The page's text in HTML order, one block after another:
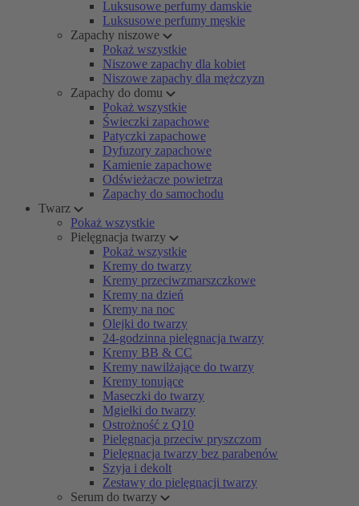
Luksusowe perfumy damskie
Luksusowe perfumy męskie
Zapachy niszowe
Pokaż wszystkie
Niszowe zapachy dla kobiet
Niszowe zapachy dla mężczyzn
Zapachy do domu
Pokaż wszystkie
Świeczki zapachowe
Patyczki zapachowe
Dyfuzory zapachowe
Kamienie zapachowe
Odświeżacze powietrza
Zapachy do samochodu
Twarz
Pokaż wszystkie
Pielęgnacja twarzy
Pokaż wszystkie
Kremy do twarzy
Kremy przeciwzmarszczkowe
Kremy na dzień
Kremy na noc
Olejki do twarzy
24-godzinna pielęgnacja twarzy
Kremy BB & CC
Kremy nawilżające do twarzy
Kremy tonujące
Maseczki do twarzy
Mgiełki do twarzy
Ostrożność z Q10
Pielęgnacja przeciw pryszczom
Pielęgnacja twarzy bez parabenów
Szyja i dekolt
Zestawy do pielęgnacji twarzy
Serum do twarzy